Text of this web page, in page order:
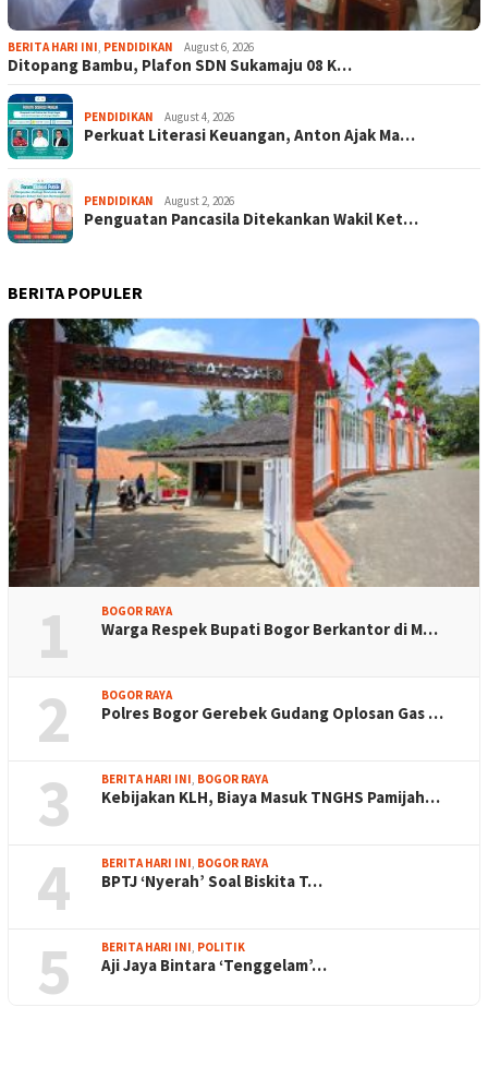
BERITA HARI INI, PENDIDIKAN August 6, 2026
Ditopang Bambu, Plafon SDN Sukamaju 08 K…
PENDIDIKAN August 4, 2026
Perkuat Literasi Keuangan, Anton Ajak Ma…
PENDIDIKAN August 2, 2026
Penguatan Pancasila Ditekankan Wakil Ket…
BERITA POPULER
1 BOGOR RAYA
Warga Respek Bupati Bogor Berkantor di M…
2 BOGOR RAYA
Polres Bogor Gerebek Gudang Oplosan Gas …
3 BERITA HARI INI, BOGOR RAYA
Kebijakan KLH, Biaya Masuk TNGHS Pamijah…
4 BERITA HARI INI, BOGOR RAYA
BPTJ ‘Nyerah’ Soal Biskita T…
5 BERITA HARI INI, POLITIK
Aji Jaya Bintara ‘Tenggelam’…